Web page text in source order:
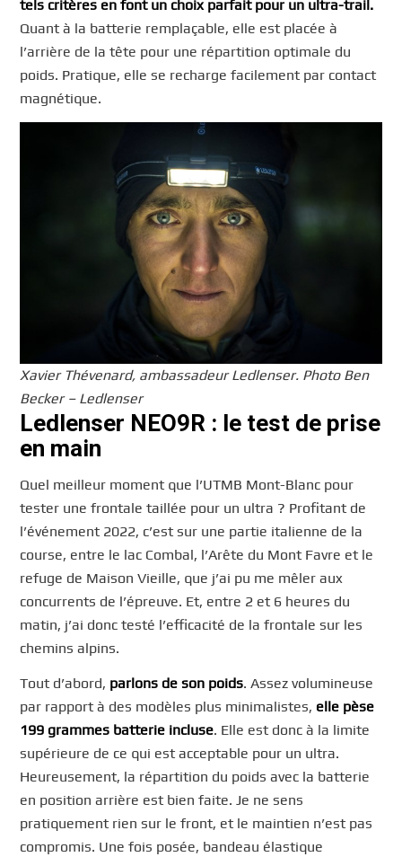
tels critères en font un choix parfait pour un ultra-trail.
Quant à la batterie remplaçable, elle est placée à
l’arrière de la tête pour une répartition optimale du
poids. Pratique, elle se recharge facilement par contact
magnétique.
Xavier Thévenard, ambassadeur Ledlenser. Photo Ben
Becker – Ledlenser
Ledlenser NEO9R : le test de prise
en main
Quel meilleur moment que l’UTMB Mont-Blanc pour
tester une frontale taillée pour un ultra ? Profitant de
l’événement 2022, c’est sur une partie italienne de la
course, entre le lac Combal, l’Arête du Mont Favre et le
refuge de Maison Vieille, que j’ai pu me mêler aux
concurrents de l’épreuve. Et, entre 2 et 6 heures du
matin, j’ai donc testé l’efficacité de la frontale sur les
chemins alpins.
Tout d’abord, parlons de son poids. Assez volumineuse
par rapport à des modèles plus minimalistes, elle pèse
199 grammes batterie incluse. Elle est donc à la limite
supérieure de ce qui est acceptable pour un ultra.
Heureusement, la répartition du poids avec la batterie
en position arrière est bien faite. Je ne sens
pratiquement rien sur le front, et le maintien n’est pas
compromis. Une fois posée, bandeau élastique